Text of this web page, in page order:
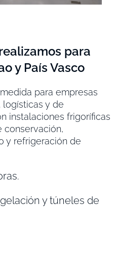
para
y País Vasco
para empresas
logísticas y de
instalaciones frigoríficas
conservación,
y refrigeración de
y túneles de